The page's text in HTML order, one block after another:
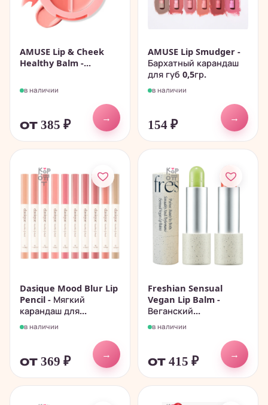
AMUSE Lip & Cheek
Healthy Balm -...
в наличии
от 385 ₽
→
AMUSE Lip Smudger -
Бархатный карандаш
для губ 0,5гр.
в наличии
154 ₽
→
Dasique Mood Blur Lip
Pencil - Мягкий
карандаш для...
в наличии
от 369 ₽
→
Freshian Sensual
Vegan Lip Balm -
Веганский...
в наличии
от 415 ₽
→